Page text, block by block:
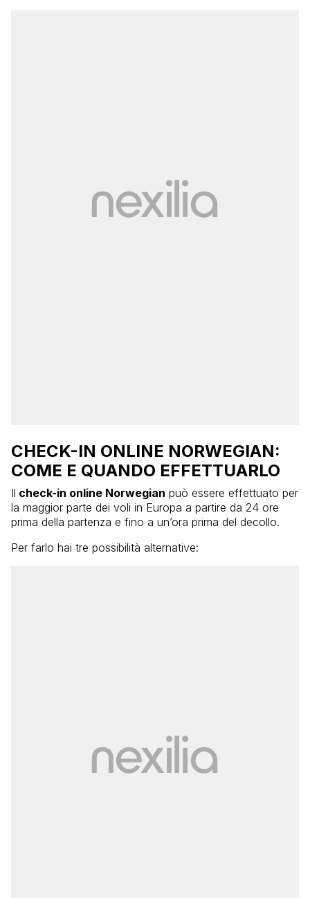
CHECK-IN ONLINE NORWEGIAN:
COME E QUANDO EFFETTUARLO
Il check-in online Norwegian può essere effettuato per
la maggior parte dei voli in Europa a partire da 24 ore
prima della partenza e fino a un’ora prima del decollo.
Per farlo hai tre possibilità alternative: